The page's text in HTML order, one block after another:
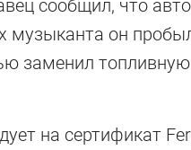
сообщил, что
музыканта он
заменил топливную
в единственном
на сертификат